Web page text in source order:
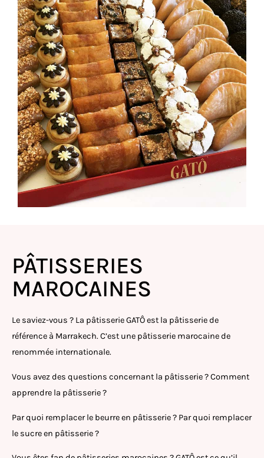
PÂTISSERIES
MAROCAINES
Le saviez-vous ? La pâtisserie GATÔ est la pâtisserie de
référence à Marrakech. C’est une pâtisserie marocaine de
renommée internationale.
Vous avez des questions concernant la pâtisserie ? Comment
apprendre la pâtisserie ?
Par quoi remplacer le beurre en pâtisserie ? Par quoi remplacer
le sucre en pâtisserie ?